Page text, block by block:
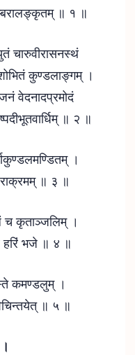
॥ १ ॥
चारुवीरासनस्थं
कुण्डलाङ्गम् ।
वेदनादप्रमोदं
॥ २ ॥
।
॥ ३ ॥
च कृताञ्जलिम् ।
हरिं भजे ॥ ४ ॥
कमण्डलुम् ।
॥ ५ ॥